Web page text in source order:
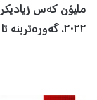
ملیۆن کەس
٢٠٢٢، گەورەترینە تا ئێستا.